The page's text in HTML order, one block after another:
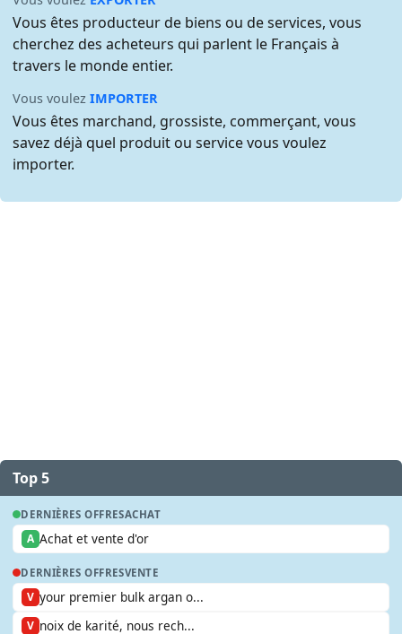
Vous êtes producteur de biens ou de services, vous
cherchez des acheteurs qui parlent le Français à
travers le monde entier.
Vous voulezIMPORTER
Vous êtes marchand, grossiste, commerçant, vous
savez déjà quel produit ou service vous voulez
importer.
Top 5
DERNIÈRES OFFRESACHAT
A Achat et vente d'or
DERNIÈRES OFFRESVENTE
V your premier bulk argan o...
V noix de karité, nous rech...